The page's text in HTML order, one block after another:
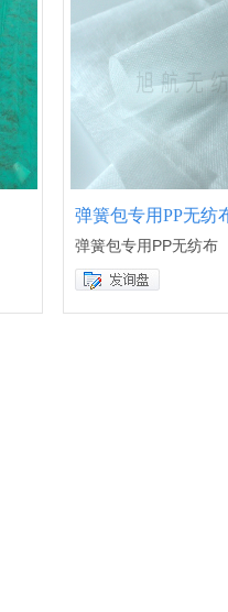
弹簧包专用PP无纺
弹簧包专用PP无纺布